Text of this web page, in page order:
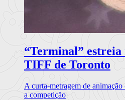
“Terminal”
TIFF de Toronto
A curta-metragem de
a competição